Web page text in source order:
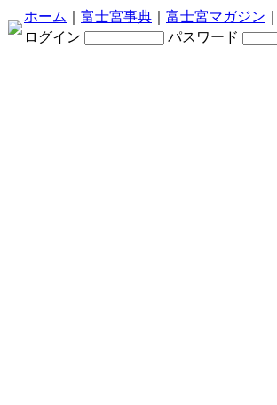
ホーム 富士宮事典 富士宮マガジン
ログイン
パスワード